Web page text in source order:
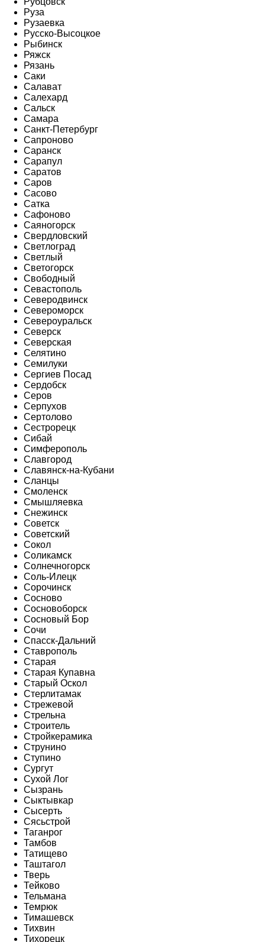
Руза
Рузаевка
Русско-Высоцкое
Рыбинск
Ряжск
Рязань
Саки
Салават
Салехард
Сальск
Самара
Санкт-Петербург
Сапроново
Саранск
Сарапул
Саратов
Саров
Сасово
Сатка
Сафоново
Саяногорск
Свердловский
Светлоград
Светлый
Светогорск
Свободный
Севастополь
Северодвинск
Североморск
Североуральск
Северск
Северская
Селятино
Семилуки
Сергиев Посад
Сердобск
Серов
Серпухов
Сертолово
Сестрорецк
Сибай
Симферополь
Славгород
Славянск-на-Кубани
Сланцы
Смоленск
Смышляевка
Снежинск
Советск
Советский
Сокол
Соликамск
Солнечногорск
Соль-Илецк
Сорочинск
Сосново
Сосновоборск
Сосновый Бор
Сочи
Спасск-Дальний
Ставрополь
Старая
Старая Купавна
Старый Оскол
Стерлитамак
Стрежевой
Стрельна
Строитель
Стройкерамика
Струнино
Ступино
Сургут
Сухой Лог
Сызрань
Сыктывкар
Сысерть
Сясьстрой
Таганрог
Тамбов
Татищево
Таштагол
Тверь
Тейково
Тельмана
Темрюк
Тимашевск
Тихвин
Тихорецк